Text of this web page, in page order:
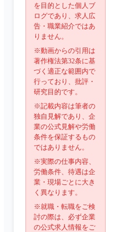
を目的とした個人ブ
ログであり、求人広
告・職業紹介ではあ
りません。
※動画からの引用は
著作権法第32条に基
づく適正な範囲内で
行っており、批評・
研究目的です。
※記載内容は筆者の
独自見解であり、企
業の公式見解や労働
条件を保証するもの
ではありません。
※実際の仕事内容、
労働条件、待遇は企
業・現場ごとに大き
く異なります。
※就職・転職をご検
討の際は、必ず企業
の公式求人情報をご